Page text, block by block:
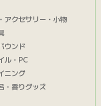
アクセサリー・小物
ウンド
ル・PC
ニング
・香りグッズ